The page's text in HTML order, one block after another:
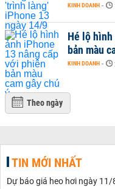
KINH DOANH -
Hé lộ hình
bản màu
KINH DOANH -
Theo ngày
TIN MỚI NHẤT
Dự báo giá heo hơi ngày